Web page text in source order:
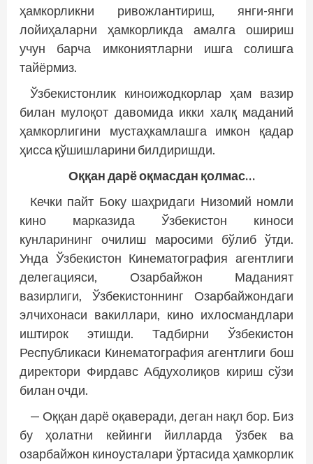
ҳамкорликни ривожлантириш, янги-янги
лойиҳаларни ҳамкорликда амалга ошириш
учун барча имкониятларни ишга солишга
тайёрмиз.
Ўзбекистонлик киноижодкорлар ҳам вазир
билан мулоқот давомида икки халқ маданий
ҳамкорлигини мустаҳкамлашга имкон қадар
ҳисса қўшишларини билдиришди.
Оққан дарё оқмасдан қолмас…
Кечки пайт Боку шаҳридаги Низомий номли
кино марказида Ўзбекистон киноси
кунларининг очилиш маросими бўлиб ўтди.
Унда Ўзбекистон Кинематография агентлиги
делегацияси, Озарбайжон Маданият
вазирлиги, Ўзбекистоннинг Озарбайжондаги
элчихонаси вакиллари, кино ихлосмандлари
иштирок этишди. Тадбирни Ўзбекистон
Республикаси Кинематография агентлиги бош
директори Фирдавс Абдухолиқов кириш сўзи
билан очди.
— Оққан дарё оқаверади, деган нақл бор. Биз
бу ҳолатни кейинги йилларда ўзбек ва
озарбайжон киноусталари ўртасида ҳамкорлик